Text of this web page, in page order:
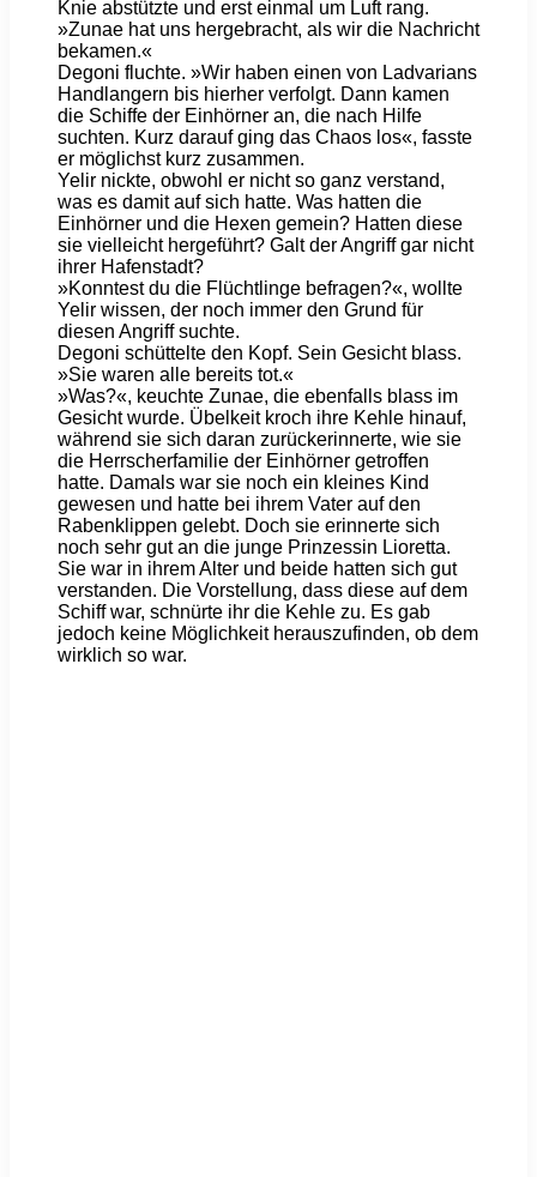
Knie abstützte und erst einmal um Luft rang.
»Zunae hat uns hergebracht, als wir die Nachricht
bekamen.«
Degoni fluchte. »Wir haben einen von Ladvarians
Handlangern bis hierher verfolgt. Dann kamen
die Schiffe der Einhörner an, die nach Hilfe
suchten. Kurz darauf ging das Chaos los«, fasste
er möglichst kurz zusammen.
Yelir nickte, obwohl er nicht so ganz verstand,
was es damit auf sich hatte. Was hatten die
Einhörner und die Hexen gemein? Hatten diese
sie vielleicht hergeführt? Galt der Angriff gar nicht
ihrer Hafenstadt?
»Konntest du die Flüchtlinge befragen?«, wollte
Yelir wissen, der noch immer den Grund für
diesen Angriff suchte.
Degoni schüttelte den Kopf. Sein Gesicht blass.
»Sie waren alle bereits tot.«
»Was?«, keuchte Zunae, die ebenfalls blass im
Gesicht wurde. Übelkeit kroch ihre Kehle hinauf,
während sie sich daran zurückerinnerte, wie sie
die Herrscherfamilie der Einhörner getroffen
hatte. Damals war sie noch ein kleines Kind
gewesen und hatte bei ihrem Vater auf den
Rabenklippen gelebt. Doch sie erinnerte sich
noch sehr gut an die junge Prinzessin Lioretta.
Sie war in ihrem Alter und beide hatten sich gut
verstanden. Die Vorstellung, dass diese auf dem
Schiff war, schnürte ihr die Kehle zu. Es gab
jedoch keine Möglichkeit herauszufinden, ob dem
wirklich so war.